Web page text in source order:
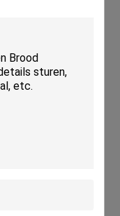
sensors&valves
Controlewerk met